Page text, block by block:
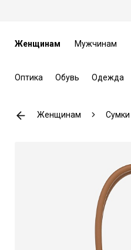
Женщинам Мужчинам
Оптика Обувь Одежда
Женщинам Сумки